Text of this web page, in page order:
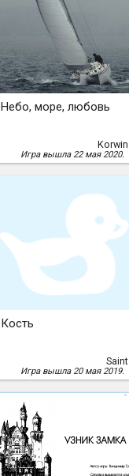
Небо, море, любовь
Korwin
Игра вышла 22 мая 2020.
Кость
Saint
Игра вышла 20 мая 2019.